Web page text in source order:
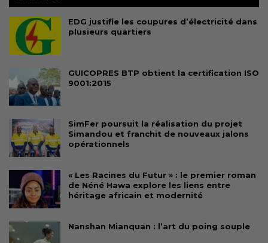
EDG justifie les coupures d’électricité dans
plusieurs quartiers
GUICOPRES BTP obtient la certification ISO
9001:2015
SimFer poursuit la réalisation du projet
Simandou et franchit de nouveaux jalons
opérationnels
« Les Racines du Futur » : le premier roman
de Néné Hawa explore les liens entre
héritage africain et modernité
Nanshan Mianquan : l’art du poing souple